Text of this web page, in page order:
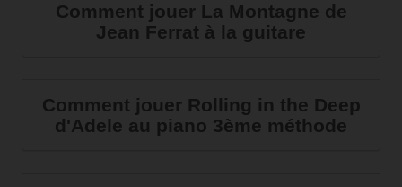
Comment jouer La Montagne de
Jean Ferrat à la guitare
Comment jouer Rolling in the Deep
d'Adele au piano 3ème méthode